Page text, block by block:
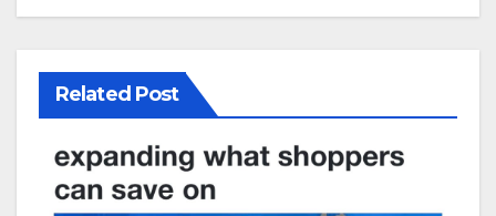
Related Post